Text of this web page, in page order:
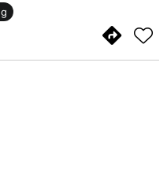
Handgemacht